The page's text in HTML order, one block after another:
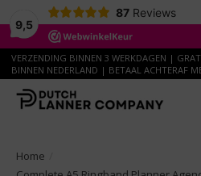
9,5
87 Reviews
VERZENDING BINNEN 3 WERKDAGEN |
BINNEN NEDERLAND | BETAAL ACHTERAF
Home